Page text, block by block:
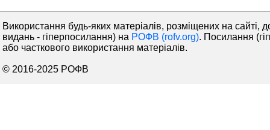
Використання будь-яких матеріалів, розміщених на сайті,
видань - гіперпосилання) на РОФВ (rofv.org). Посилання
або часткового використання матеріалів.
© 2016-2025 РОФВ